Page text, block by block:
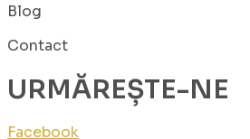
Blog
Contact
URMĂREȘTE-NE
Facebook